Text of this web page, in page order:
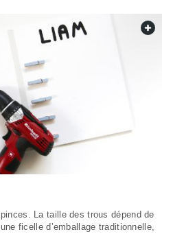
La taille des trous dépend de
ficelle d’emballage traditionnelle,